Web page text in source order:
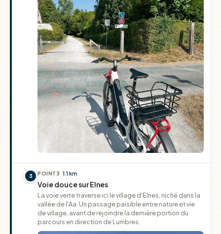
3 POINT3 1.1 km
Voie douce sur Elnes
La voie verte traverse ici le village d'Elnes, niché dans la
vallée de l'Aa. Un passage paisible entre nature et vie
de village, avant de rejoindre la dernière portion du
parcours en direction de Lumbres.